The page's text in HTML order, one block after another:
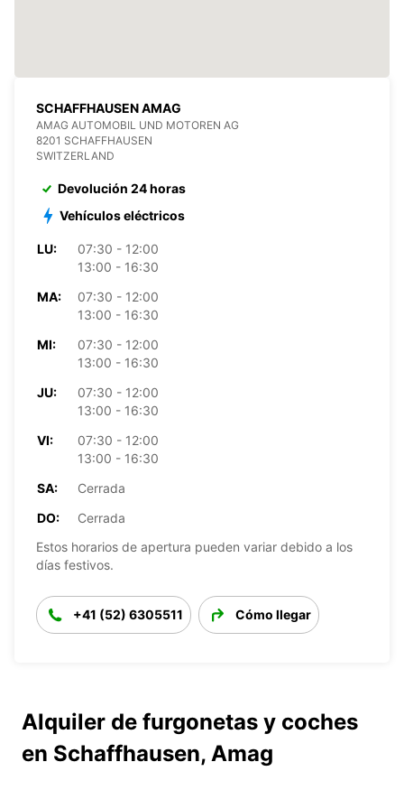
SCHAFFHAUSEN AMAG
AMAG AUTOMOBIL UND MOTOREN AG
8201 SCHAFFHAUSEN
SWITZERLAND
Devolución 24 horas
Vehículos eléctricos
LU:
07:30 - 12:00
13:00 - 16:30
MA:
07:30 - 12:00
13:00 - 16:30
MI:
07:30 - 12:00
13:00 - 16:30
JU:
07:30 - 12:00
13:00 - 16:30
VI:
07:30 - 12:00
13:00 - 16:30
SA:
Cerrada
DO:
Cerrada
Estos horarios de apertura pueden variar debido a los
días festivos.
+41 (52) 6305511 Cómo llegar
Alquiler de furgonetas y coches
en Schaffhausen, Amag